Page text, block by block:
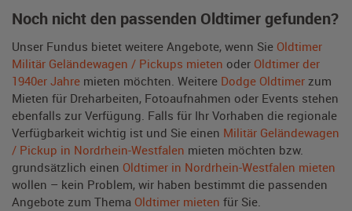
Noch nicht den passenden Oldtimer gefunden?
Unser Fundus bietet weitere Angebote, wenn Sie Oldtimer
Militär Geländewagen / Pickups mieten oder Oldtimer der
1940er Jahre mieten möchten. Weitere Dodge Oldtimer zum
Mieten für Dreharbeiten, Fotoaufnahmen oder Events stehen
ebenfalls zur Verfügung. Falls für Ihr Vorhaben die regionale
Verfügbarkeit wichtig ist und Sie einen Militär Geländewagen
/ Pickup in Nordrhein-Westfalen mieten möchten bzw.
grundsätzlich einen Oldtimer in Nordrhein-Westfalen mieten
wollen – kein Problem, wir haben bestimmt die passenden
Angebote zum Thema Oldtimer mieten für Sie.